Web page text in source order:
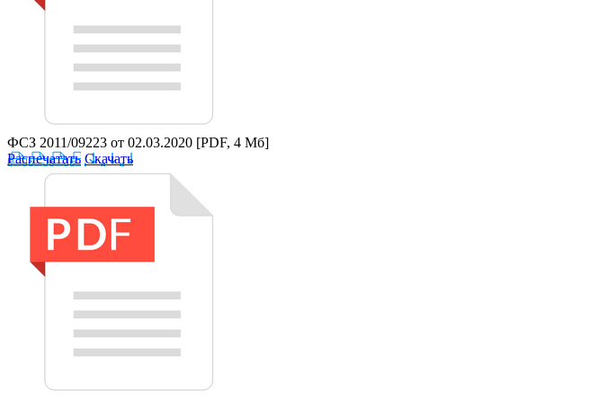
ФСЗ 2011/09223 от 02.03.2020 [PDF, 4 Мб]
Распечатать Скачать